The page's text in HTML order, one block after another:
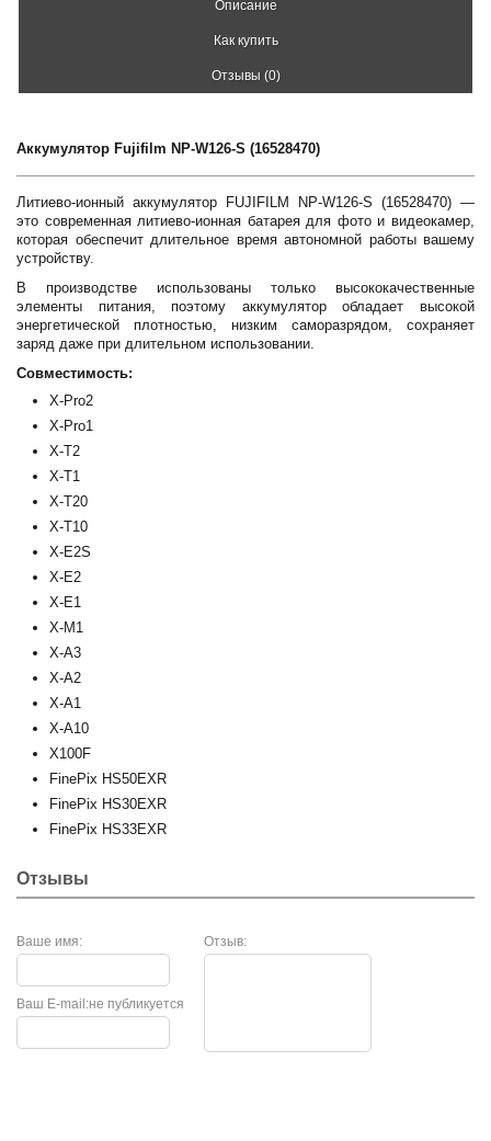
Описание
Как купить
Отзывы (0)
Аккумулятор Fujifilm NP-W126-S (16528470)
Литиево-ионный аккумулятор FUJIFILM NP-W126-S (16528470) —
это современная литиево-ионная батарея для фото и видеокамер,
которая обеспечит длительное время автономной работы вашему
устройству.
В производстве использованы только высококачественные
элементы питания, поэтому аккумулятор обладает высокой
энергетической плотностью, низким саморазрядом, сохраняет
заряд даже при длительном использовании.
Совместимость:
X-Pro2
X-Pro1
X-T2
X-T1
X-T20
X-T10
X-E2S
X-E2
X-E1
X-M1
X-A3
X-A2
X-A1
X-A10
X100F
FinePix HS50EXR
FinePix HS30EXR
FinePix HS33EXR
Отзывы
Ваше имя: Отзыв:
не публикуется
Ваш E-mail: